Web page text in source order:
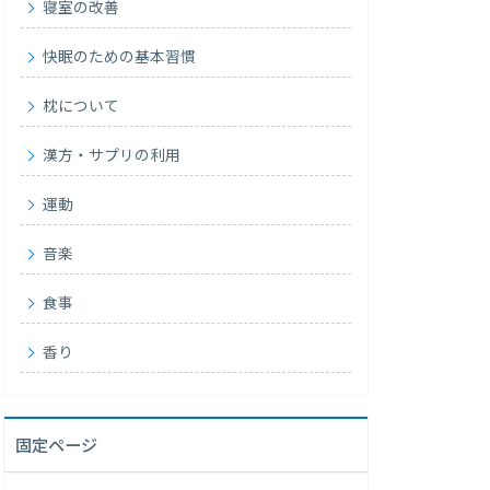
寝室の改善
快眠のための基本習慣
枕について
漢方・サプリの利用
運動
音楽
食事
香り
固定ページ